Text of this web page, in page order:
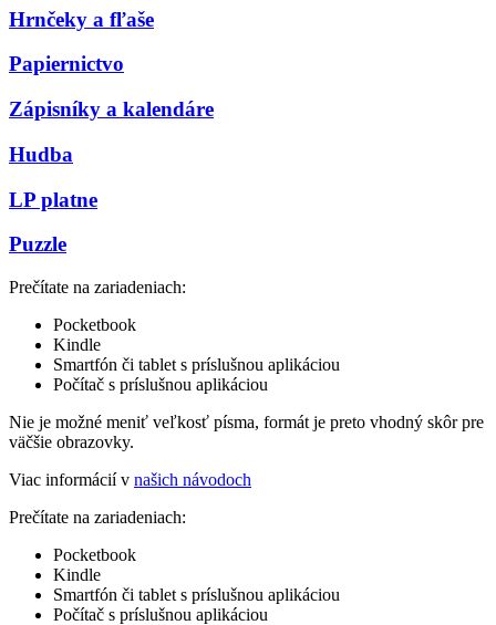
Hrnčeky a fľaše
Papiernictvo
Zápisníky a kalendáre
Hudba
LP platne
Puzzle
Prečítate na zariadeniach:
Pocketbook
Kindle
Smartfón či tablet s príslušnou aplikáciou
Počítač s príslušnou aplikáciou
Nie je možné meniť veľkosť písma, formát je preto vhodný skôr pre
väčšie obrazovky.
Viac informácií v našich návodoch
Prečítate na zariadeniach:
Pocketbook
Kindle
Smartfón či tablet s príslušnou aplikáciou
Počítač s príslušnou aplikáciou